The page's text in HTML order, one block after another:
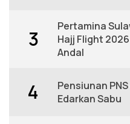
3
Pertamina
Hajj Flight
Andal
4
Pensiunan
Edarkan Sabu